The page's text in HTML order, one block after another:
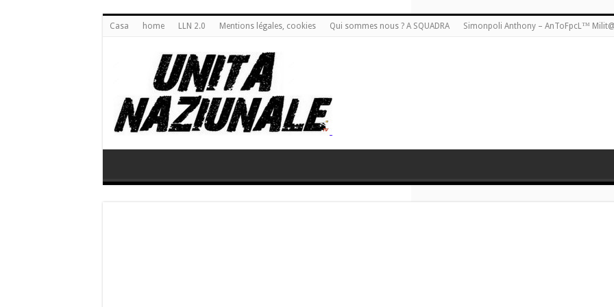
Casa home LLN 2.0 Mentions légales, cookies Qui sommes nous ? A SQUADRA Simonpoli Anthony – AnToFpcL™